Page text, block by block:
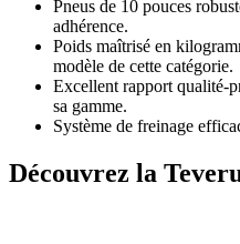
Pneus de 10 pouces
adhérence.
Poids maîtrisé en
modèle de cette catégorie.
Excellent rapport qualité-
sa gamme.
Système de freinage
Découvrez la